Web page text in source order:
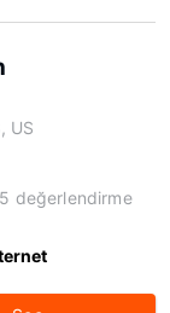
US
değerlendirme